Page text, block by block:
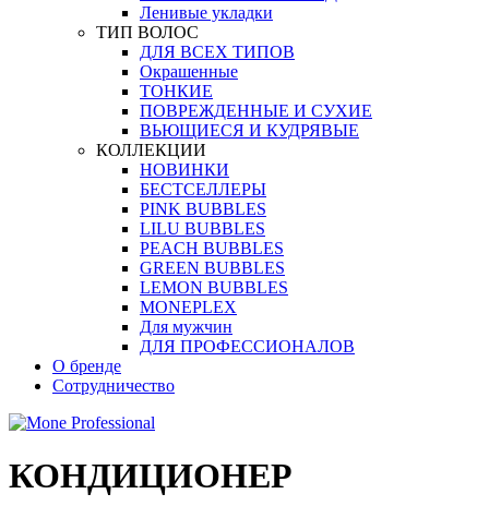
Ленивые укладки
ТИП ВОЛОС
ДЛЯ ВСЕХ ТИПОВ
Окрашенные
ТОНКИЕ
ПОВРЕЖДЕННЫЕ И СУХИЕ
ВЬЮЩИЕСЯ И КУДРЯВЫЕ
КОЛЛЕКЦИИ
НОВИНКИ
БЕСТСЕЛЛЕРЫ
PINK BUBBLES
LILU BUBBLES
PEACH BUBBLES
GREEN BUBBLES
LEMON BUBBLES
MONEPLEX
Для мужчин
ДЛЯ ПРОФЕССИОНАЛОВ
О бренде
Сотрудничество
КОНДИЦИОНЕР